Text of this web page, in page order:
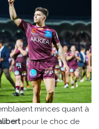
minces quant à
pour le choc de